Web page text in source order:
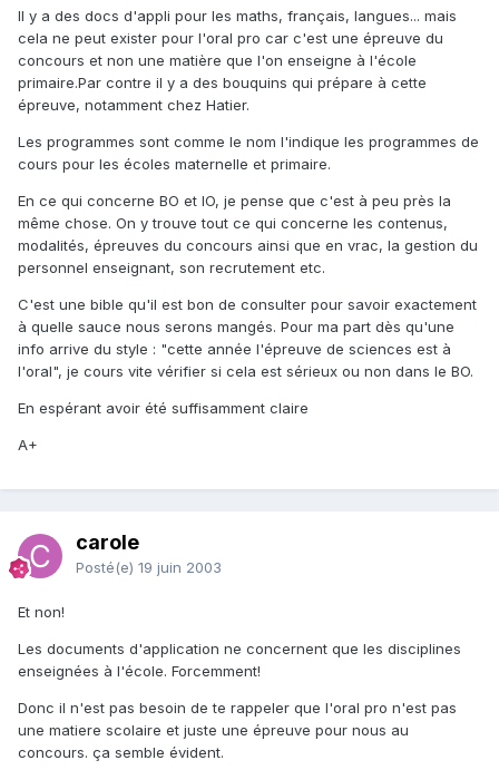
Il y a des docs d'appli pour les maths, français, langues... mais
cela ne peut exister pour l'oral pro car c'est une épreuve du
concours et non une matière que l'on enseigne à l'école
primaire.Par contre il y a des bouquins qui prépare à cette
épreuve, notamment chez Hatier.
Les programmes sont comme le nom l'indique les programmes de
cours pour les écoles maternelle et primaire.
En ce qui concerne BO et IO, je pense que c'est à peu près la
même chose. On y trouve tout ce qui concerne les contenus,
modalités, épreuves du concours ainsi que en vrac, la gestion du
personnel enseignant, son recrutement etc.
C'est une bible qu'il est bon de consulter pour savoir exactement
à quelle sauce nous serons mangés. Pour ma part dès qu'une
info arrive du style : "cette année l'épreuve de sciences est à
l'oral", je cours vite vérifier si cela est sérieux ou non dans le BO.
En espérant avoir été suffisamment claire
A+
carole
Posté(e) 19 juin 2003
Et non!
Les documents d'application ne concernent que les disciplines
enseignées à l'école. Forcemment!
Donc il n'est pas besoin de te rappeler que l'oral pro n'est pas
une matiere scolaire et juste une épreuve pour nous au
concours. ça semble évident.